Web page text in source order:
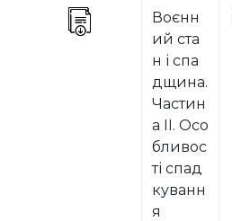
Воєнн
ий ста
н і спа
дщина.
Частин
а ІІ. Осо
бливос
ті спад
куванн
я